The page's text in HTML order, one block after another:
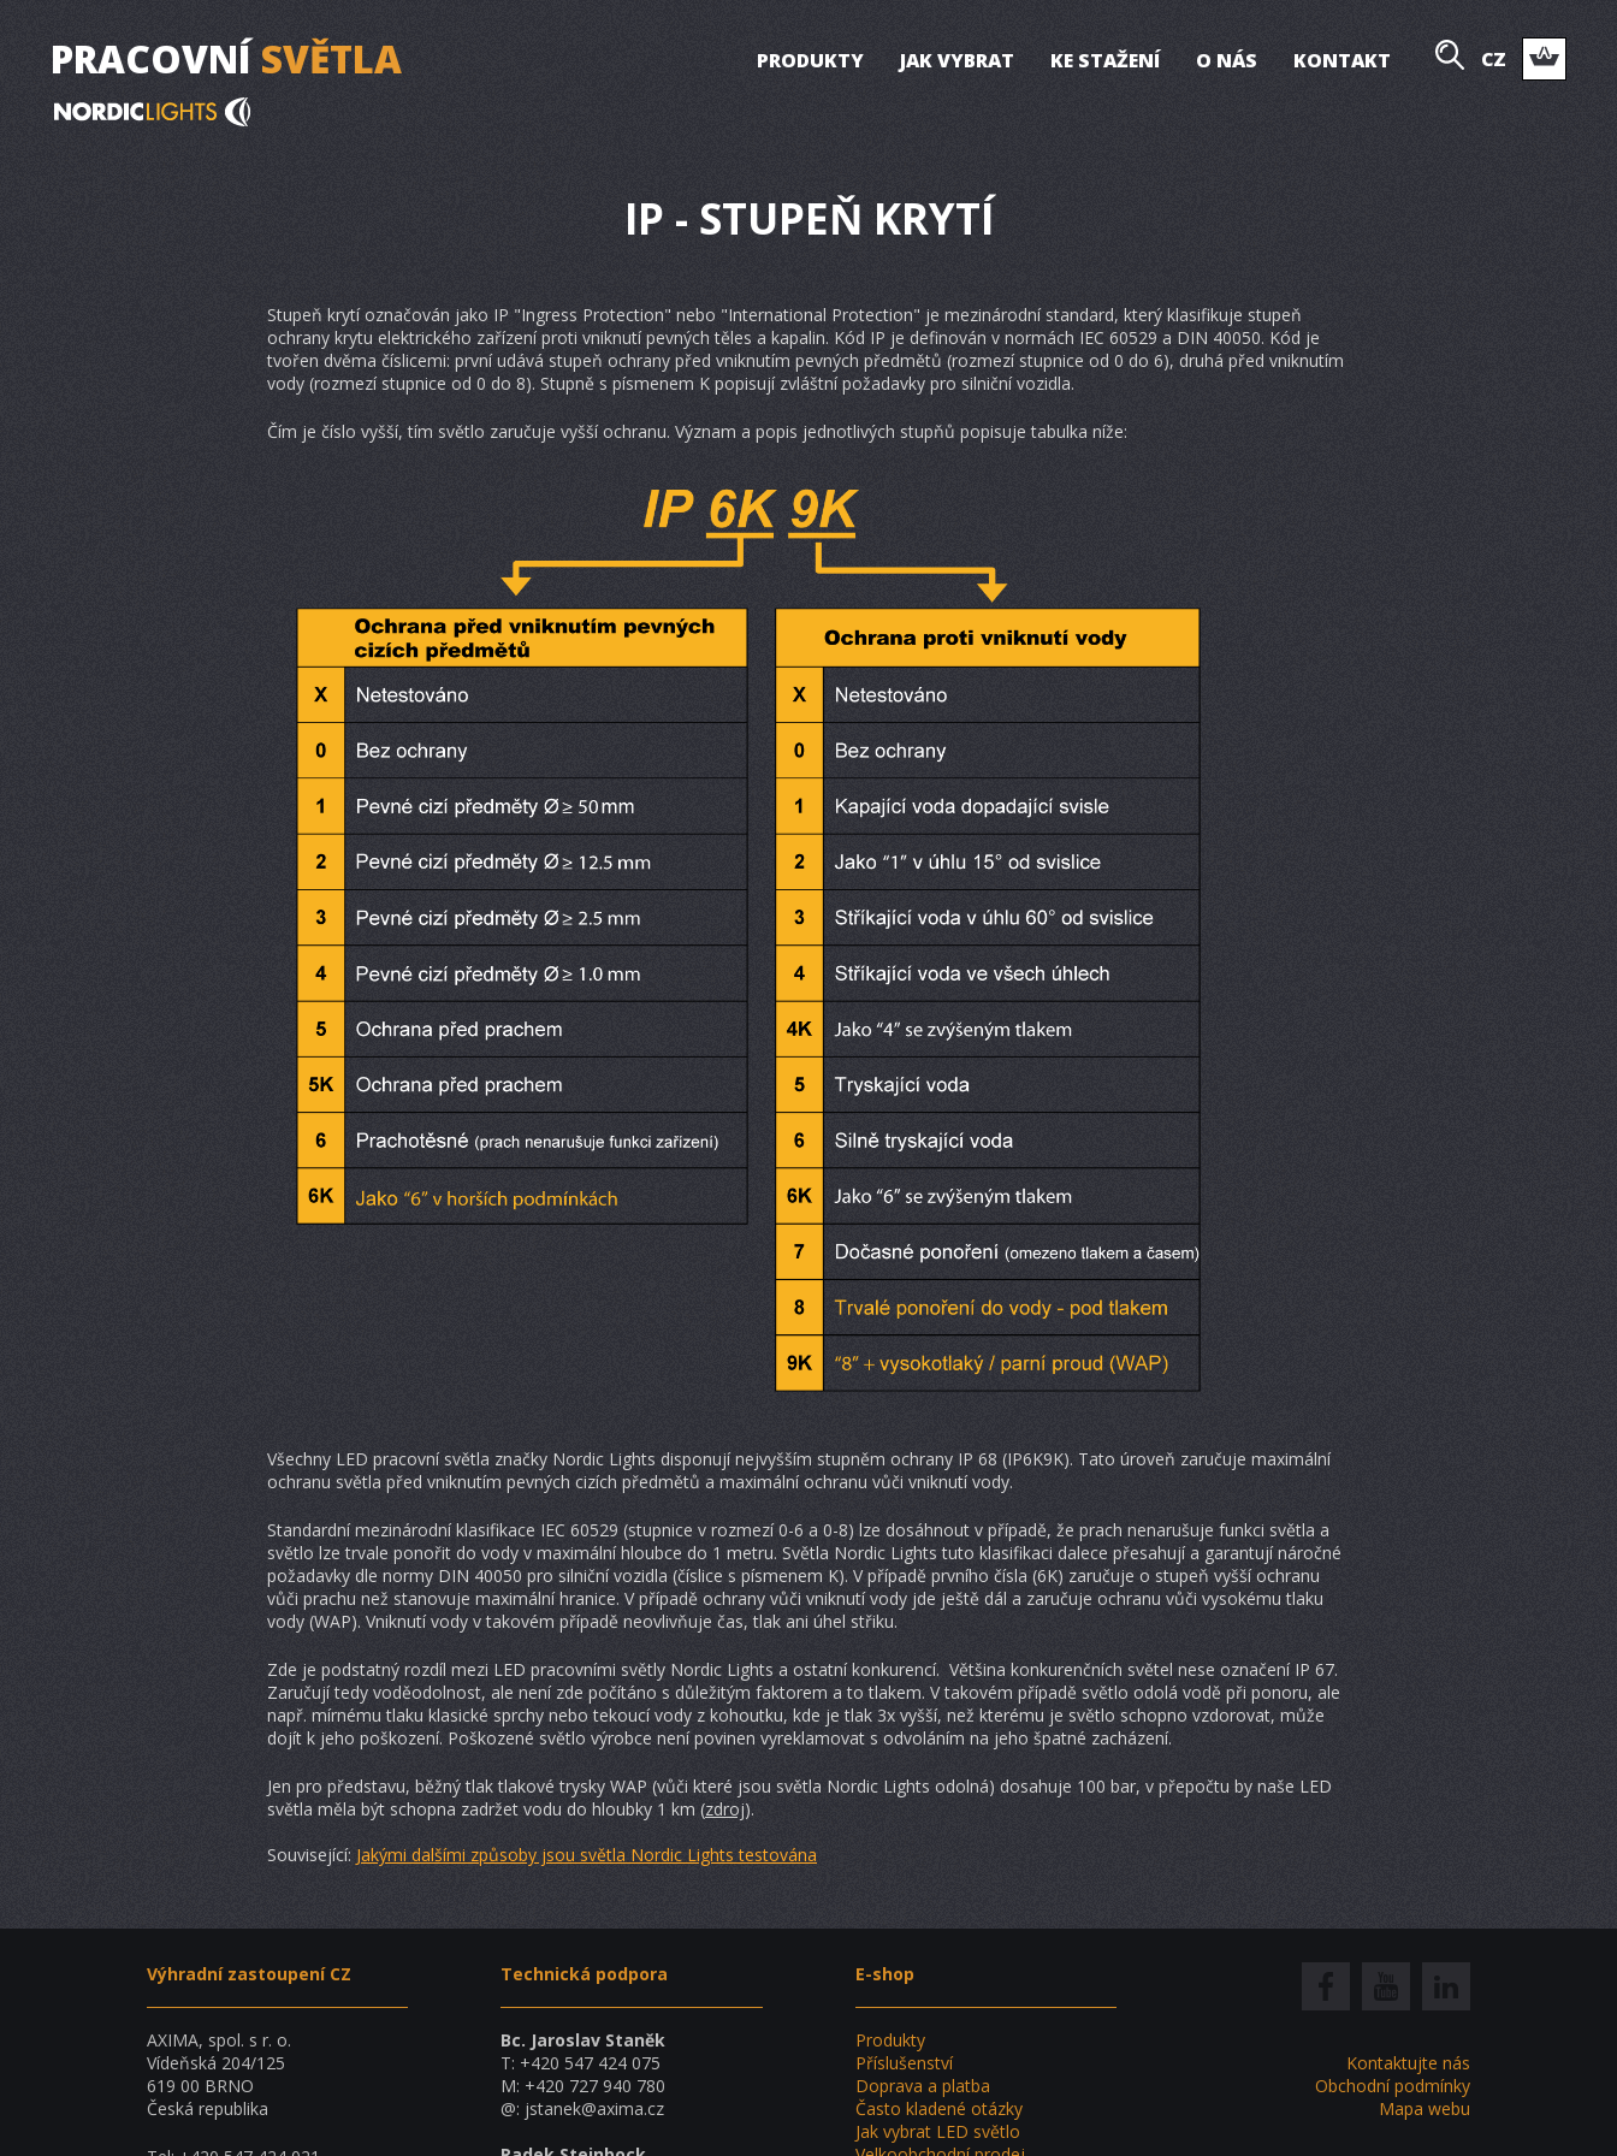
PRACOVNÍ SVĚTLA CZ
PRODUKTY JAK VYBRAT KE STAŽENÍ O NÁS KONTAKT
IP - STUPEŇ KRYTÍ
Stupeň krytí označován jako IP "Ingress Protection" nebo "International Protection" je mezinárodní standard, který klasifikuje stupeň
ochrany krytu elektrického zařízení proti vniknutí pevných těles a kapalin. Kód IP je definován v normách IEC 60529 a DIN 40050. Kód je
tvořen dvěma číslicemi: první udává stupeň ochrany před vniknutím pevných předmětů (rozmezí stupnice od 0 do 6), druhá před vniknutím
vody (rozmezí stupnice od 0 do 8). Stupně s písmenem K popisují zvláštní požadavky pro silniční vozidla.
Čím je číslo vyšší, tím světlo zaručuje vyšší ochranu. Význam a popis jednotlivých stupňů popisuje tabulka níže:
Všechny LED pracovní světla značky Nordic Lights disponují nejvyšším stupněm ochrany IP 68 (IP6K9K). Tato úroveň zaručuje maximální
ochranu světla před vniknutím pevných cizích předmětů a maximální ochranu vůči vniknutí vody.
Standardní mezinárodní klasifikace IEC 60529 (stupnice v rozmezí 0-6 a 0-8) lze dosáhnout v případě, že prach nenarušuje funkci světla a
světlo lze trvale ponořit do vody v maximální hloubce do 1 metru. Světla Nordic Lights tuto klasifikaci dalece přesahují a garantují náročné
požadavky dle normy DIN 40050 pro silniční vozidla (číslice s písmenem K). V případě prvního čísla (6K) zaručuje o stupeň vyšší ochranu
vůči prachu než stanovuje maximální hranice. V případě ochrany vůči vniknutí vody jde ještě dál a zaručuje ochranu vůči vysokému tlaku
vody (WAP). Vniknutí vody v takovém případě neovlivňuje čas, tlak ani úhel střiku.
Zde je podstatný rozdíl mezi LED pracovními světly Nordic Lights a ostatní konkurencí. Většina konkurenčních světel nese označení IP 67.
Zaručují tedy voděodolnost, ale není zde počítáno s důležitým faktorem a to tlakem. V takovém případě světlo odolá vodě při ponoru, ale
např. mírnému tlaku klasické sprchy nebo tekoucí vody z kohoutku, kde je tlak 3x vyšší, než kterému je světlo schopno vzdorovat, může
dojít k jeho poškození. Poškozené světlo výrobce není povinen vyreklamovat s odvoláním na jeho špatné zacházení.
Jen pro představu, běžný tlak tlakové trysky WAP (vůči které jsou světla Nordic Lights odolná) dosahuje 100 bar, v přepočtu by naše LED
světla měla být schopna zadržet vodu do hloubky 1 km (zdroj).
Související: Jakými dalšími způsoby jsou světla Nordic Lights testována
Výhradní zastoupení CZ
AXIMA, spol. s r. o.
Vídeňská 204/125
619 00 BRNO
Česká republika
Technická podpora
Bc. Jaroslav Staněk
T: +420 547 424 075
M: +420 727 940 780
@: jstanek@axima.cz
E-shop
Produkty
Příslušenství
Doprava a platba
Často kladené otázky
Jak vybrat LED světlo
Kontaktujte nás
Obchodní podmínky
Mapa webu